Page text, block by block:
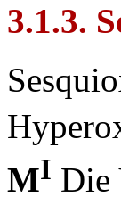
3.1.3.
MI Die